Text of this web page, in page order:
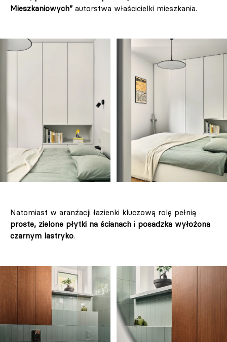
Mieszkaniowych” autorstwa właścicielki mieszkania.
Natomiast w aranżacji łazienki kluczową rolę pełnią
proste, zielone płytki na ścianach i posadzka wyłożona
czarnym lastryko.